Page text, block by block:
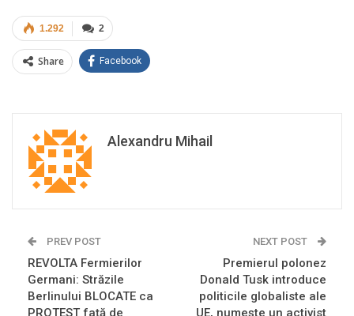
2
1.292
Share Facebook
Alexandru Mihail
PREV POST
REVOLTA Fermierilor
Germani: Străzile
Berlinului BLOCATE ca
NEXT POST
Premierul polonez
Donald Tusk introduce
politicile globaliste ale